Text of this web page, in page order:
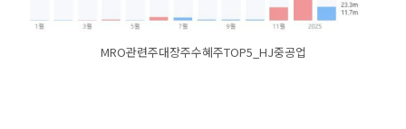
MRO관련주대장주수혜주TOP5_HJ중공업